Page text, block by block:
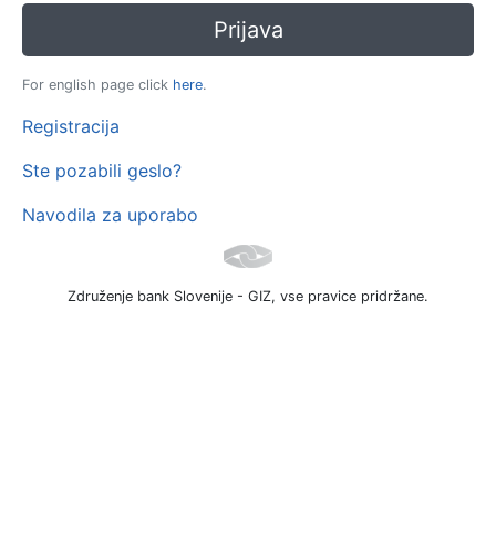
For english page click here.
Registracija
Ste pozabili geslo?
Navodila za uporabo
Združenje bank Slovenije - GIZ, vse pravice pridržane.